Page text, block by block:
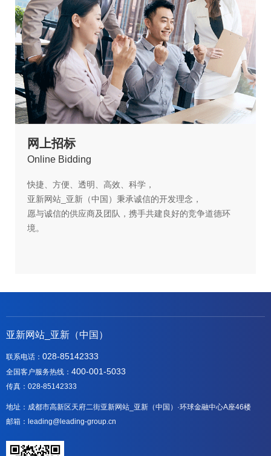
网上招标
Online Bidding
快捷、方便、透明、高效、科学，
亚新网站_亚新（中国）秉承诚信的开发理念，
愿与诚信的供应商及团队，携手共建良好的竞争道德环
境。
亚新网站_亚新（中国）
联系电话： 028-85142333
全国客户服务热线： 400-001-5033
传真：028-85142333
地址：成都市高新区天府二街亚新网站_亚新（中国）·环球金融中心A座46楼
邮箱：leading@leading-group.cn